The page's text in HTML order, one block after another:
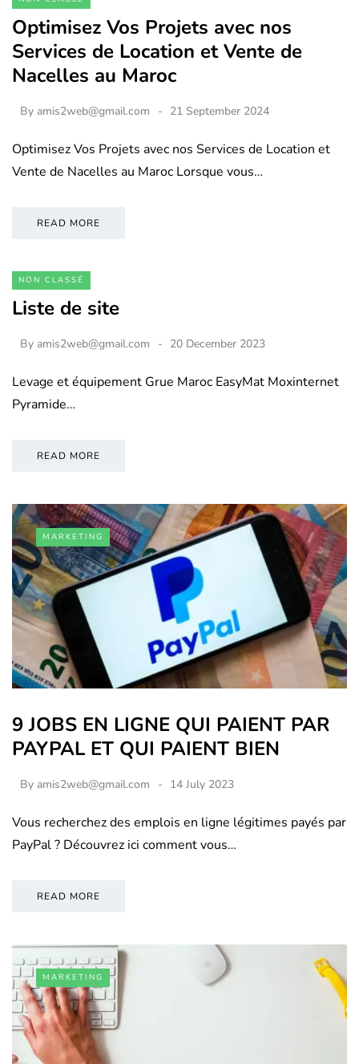
Optimisez Vos Projets avec nos
Services de Location et Vente de
Nacelles au Maroc
By amis2web@gmail.com 21 September 2024
Optimisez Vos Projets avec nos Services de Location et
Vente de Nacelles au Maroc Lorsque vous…
READ MORE
NON CLASSÉ
Liste de site
By amis2web@gmail.com 20 December 2023
Levage et équipement Grue Maroc EasyMat Moxinternet
Pyramide…
READ MORE
MARKETING
9 JOBS EN LIGNE QUI PAIENT PAR
PAYPAL ET QUI PAIENT BIEN
By amis2web@gmail.com 14 July 2023
Vous recherchez des emplois en ligne légitimes payés par
PayPal ? Découvrez ici comment vous…
READ MORE
MARKETING